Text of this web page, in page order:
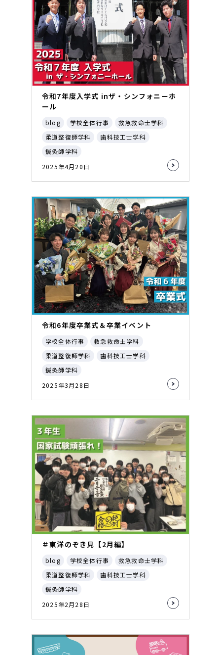
令和7年度入学式 inザ・シンフォニーホ
ール
blog 学校全体行事
救急救命士学科
柔道整復師学科
歯科技工士学科
鍼灸師学科
2025年4月20日
令和6年度卒業式＆卒業イベント
学校全体行事
救急救命士学科
柔道整復師学科
歯科技工士学科
鍼灸師学科
2025年3月28日
＃東洋のぞき見【2月編】
blog 学校全体行事
救急救命士学科
柔道整復師学科
歯科技工士学科
鍼灸師学科
2025年2月28日